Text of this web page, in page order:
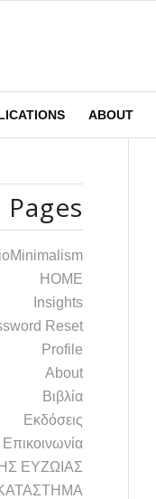
ABOUT
Pages
HOME
Insights
Reset
Profile
Αbout
Βιβλία
Εκδόσεις
Επικοινωνία
ΕΥΖΩΙΑΣ